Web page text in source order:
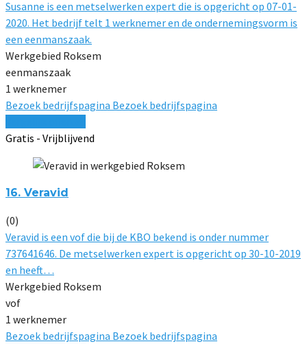
Susanne is een metselwerken expert die is opgericht op 07-01-
2020. Het bedrijf telt 1 werknemer en de ondernemingsvorm is
een eenmanszaak.
Werkgebied Roksem
eenmanszaak
1 werknemer
Bezoek bedrijfspagina Bezoek bedrijfspagina
Gratis - Vrijblijvend
16. Veravid
(0)
Veravid is een vof die bij de KBO bekend is onder nummer
737641646. De metselwerken expert is opgericht op 30-10-2019
en heeft…
Werkgebied Roksem
vof
1 werknemer
Bezoek bedrijfspagina Bezoek bedrijfspagina